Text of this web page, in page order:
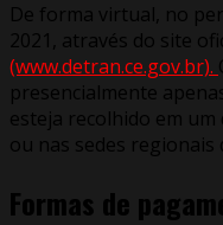
De forma virtual, no
2021, através do site
(www.detran.ce.gov.br).
presencialmente
esteja recolhido em
ou nas sedes regionais
Formas de